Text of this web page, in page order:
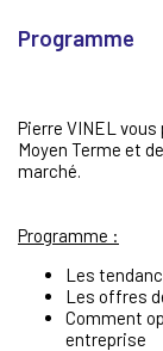
Programme
Pierre VINEL vous
Moyen Terme et
marché.
Programme :
Les
Les offres
Comment
entreprise